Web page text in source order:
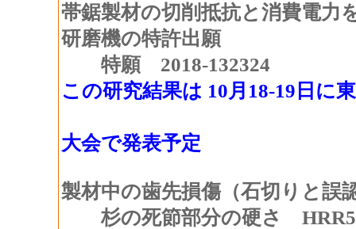
帯鋸製材の切削抵抗と消費電力
研磨機の特許出願
特願 2018-132324
この研究結果は 10月18-19日に
大会で発表予定
製材中の歯先損傷（石切りと誤
杉の死節部分の硬さ